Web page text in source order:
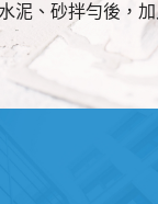
泥、砂拌勻後，